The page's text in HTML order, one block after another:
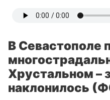
В Севастополе
Хрустальном –
наклонилось